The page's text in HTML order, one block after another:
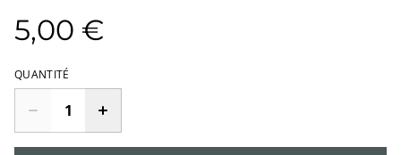
5,00 €
QUANTITÉ